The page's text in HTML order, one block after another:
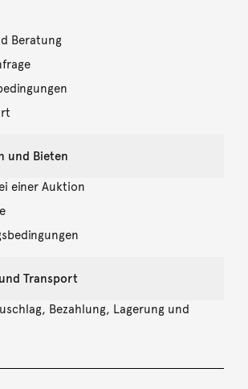
Beratung
und Bieten
einer Auktion
Transport
Bezahlung, Lagerung und